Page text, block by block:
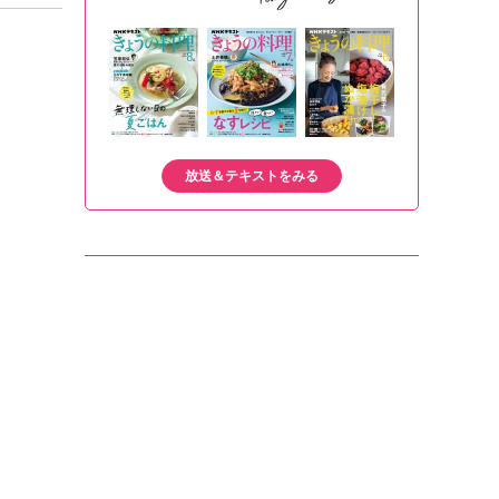
放送＆テキストをみる